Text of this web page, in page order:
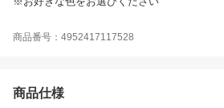
商品番号：4952417117528
商品仕様